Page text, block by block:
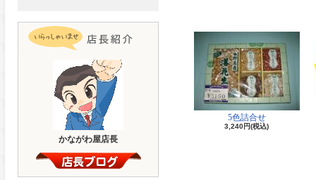
かながわ屋店長
5色詰合せ
3,240円(税込)